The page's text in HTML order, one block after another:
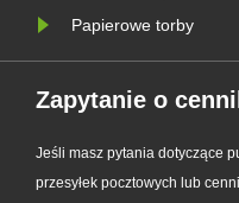
Papierowe torby
Zapytanie o
Jeśli masz pytania dotyczące
przesyłek pocztowych lub